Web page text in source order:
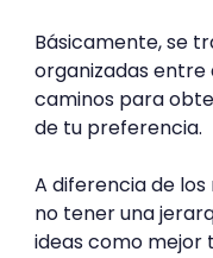
Básicamente, se
organizadas
caminos para
de tu preferencia.
A diferencia de
no tener una
ideas como mejor